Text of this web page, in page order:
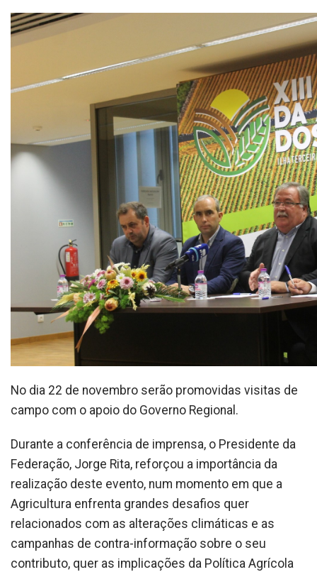
No dia 22 de novembro serão promovidas visitas de
campo com o apoio do Governo Regional.
Durante a conferência de imprensa, o Presidente da
Federação, Jorge Rita, reforçou a importância da
realização deste evento, num momento em que a
Agricultura enfrenta grandes desafios quer
relacionados com as alterações climáticas e as
campanhas de contra-informação sobre o seu
contributo, quer as implicações da Política Agrícola